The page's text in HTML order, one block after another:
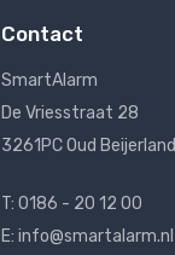
Contact
SmartAlarm
De Vriesstraat 28
3261PC Oud Beijerland
T: 0186 - 20 12 00
E: info@smartalarm.nl